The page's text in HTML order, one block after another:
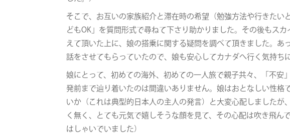
そこで、お互いの家族紹介と滞在時の希望（勉強方法や行きた
どもOK」を質問形式で尋ねて下さり助かりました。その後もス
えて頂いた上に、娘の搭乗に関する疑問を調べて頂きました。
話をさせてもらっていたので、娘も安心してカナダへ行く気持ち
娘にとって、初めての海外、初めての一人旅で親子共々、「不
発前まで辿り着いたのは間違いありません。娘はおとなしい性
いか（これは典型的日本人の主人の発言）と大変心配しました
く無く、とても元気で嬉しそうな顔を見て、その心配は吹き飛
はしゃいでいました）